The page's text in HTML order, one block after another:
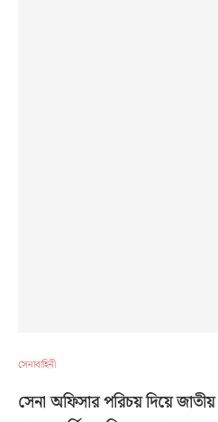
সেনাবাহিনী
সেনা অফিসার পরিচয় দিয়ে জাতীয়